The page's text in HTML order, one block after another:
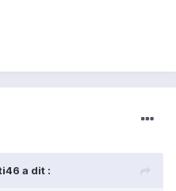
a dit :